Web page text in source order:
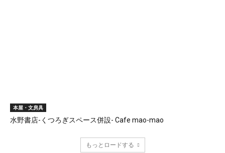
本屋・文房具
水野書店-くつろぎスペース併設- Cafe mao-mao
もっとロードする